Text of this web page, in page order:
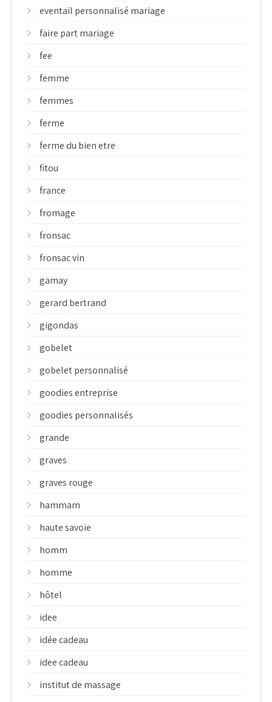
eventail personnalisé mariage
faire part mariage
fee
femme
femmes
ferme
ferme du bien etre
fitou
france
fromage
fronsac
fronsac vin
gamay
gerard bertrand
gigondas
gobelet
gobelet personnalisé
goodies entreprise
goodies personnalisés
grande
graves
graves rouge
hammam
haute savoie
homm
homme
hôtel
idee
idée cadeau
idee cadeau
institut de massage